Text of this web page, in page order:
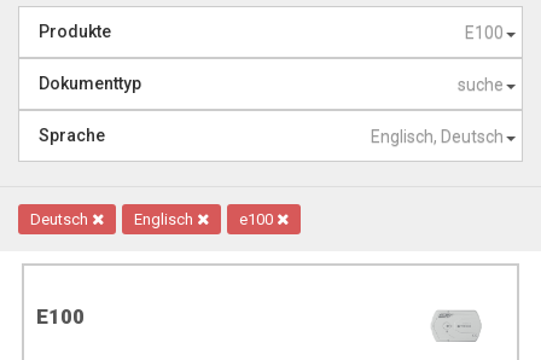
E100
Produkte
suche
Dokumenttyp
Englisch, Deutsch
Sprache
Deutsch Englisch e100
E100